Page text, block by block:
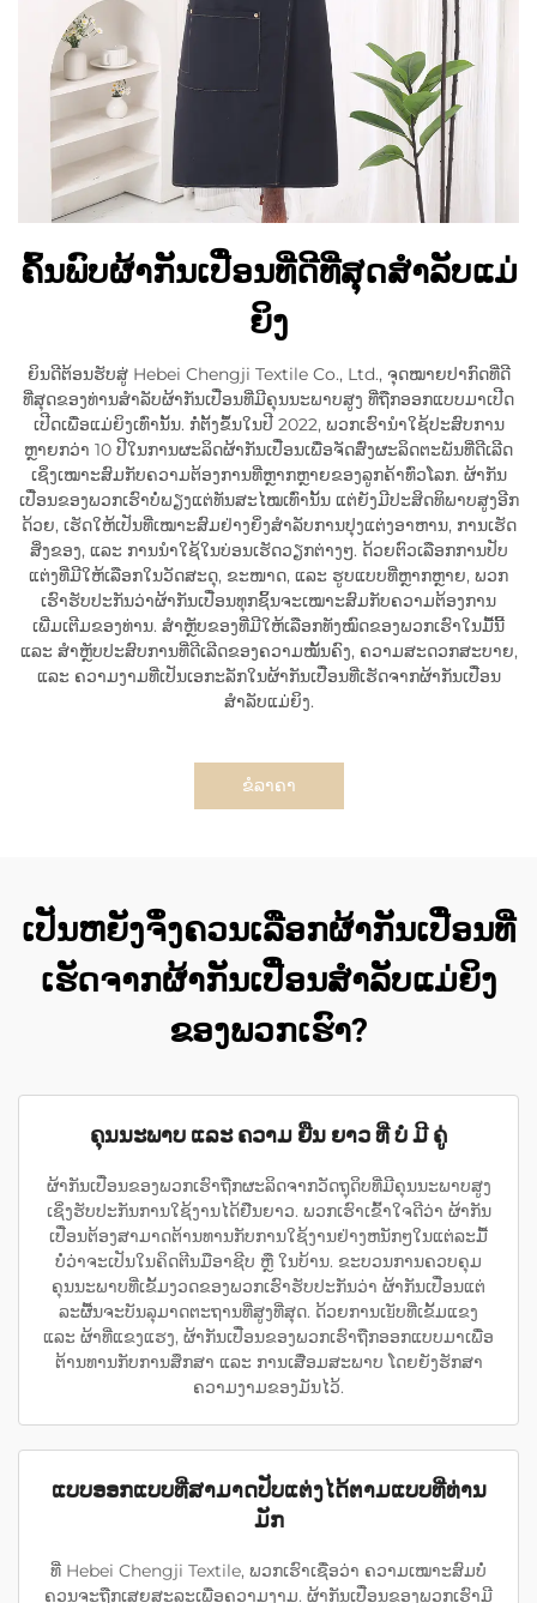
ຄົ້ນພົບຜ້າກັນເປື່ອນທີ່ດີທີ່ສຸດສຳລັບແມ່
ຍິງ
ຍິນດີຕ້ອນຮັບສູ່ Hebei Chengji Textile Co., Ltd., ຈຸດໝາຍປາກົດທີ່ດີ
ທີ່ສຸດຂອງທ່ານສຳລັບຜ້າກັນເປື່ອນທີ່ມີຄຸນນະພາບສູງ ທີ່ຖືກອອກແບບມາເປີດ
ເປີດເພື່ອແມ່ຍິງເທົ່ານັ້ນ. ກໍ່ຕັ້ງຂຶ້ນໃນປີ 2022, ພວກເຮົານຳໃຊ້ປະສົບການ
ຫຼາຍກວ່າ 10 ປີໃນການຜະລິດຜ້າກັນເປື່ອນເພື່ອຈັດສົ່ງຜະລິດຕະພັນທີ່ດີເລີດ
ເຊິ່ງເໝາະສົມກັບຄວາມຕ້ອງການທີ່ຫຼາກຫຼາຍຂອງລູກຄ້າທົ່ວໂລກ. ຜ້າກັນ
ເປື່ອນຂອງພວກເຮົາບໍ່ພຽງແຕ່ທັນສະໄໝເທົ່ານັ້ນ ແຕ່ຍັງມີປະສິດທິພາບສູງອີກ
ດ້ວຍ, ເຮັດໃຫ້ເປັນທີ່ເໝາະສົມຢ່າງຍິ່ງສຳລັບການປຸງແຕ່ງອາຫານ, ການເຮັດ
ສິ່ງຂອງ, ແລະ ການນຳໃຊ້ໃນບ່ອນເຮັດວຽກຕ່າງໆ. ດ້ວຍຕົວເລືອກການປັບ
ແຕ່ງທີ່ມີໃຫ້ເລືອກໃນວັດສະດຸ, ຂະໜາດ, ແລະ ຮູບແບບທີ່ຫຼາກຫຼາຍ, ພວກ
ເຮົາຮັບປະກັນວ່າຜ້າກັນເປື່ອນທຸກຊິ້ນຈະເໝາະສົມກັບຄວາມຕ້ອງການ
ເພີ່ມເຕີມຂອງທ່ານ. ສຳຫຼັບຂອງທີ່ມີໃຫ້ເລືອກທັງໝົດຂອງພວກເຮົາໃນມື້ນີ້
ແລະ ສຳຫຼັບປະສົບການທີ່ດີເລີດຂອງຄວາມໝັ້ນຄົງ, ຄວາມສະດວກສະບາຍ,
ແລະ ຄວາມງາມທີ່ເປັນເອກະລັກໃນຜ້າກັນເປື່ອນທີ່ເຮັດຈາກຜ້າກັນເປື່ອນ
ສຳລັບແມ່ຍິງ.
ຂໍລາຄາ
ເປັນຫຍັງຈຶ່ງຄວນເລືອກຜ້າກັນເປື່ອນທີ່
ເຮັດຈາກຜ້າກັນເປື່ອນສຳລັບແມ່ຍິງ
ຂອງພວກເຮົາ?
ຄຸນນະພາບ ແລະ ຄວາມ ຍືນ ຍາວ ທີ່ ບໍ່ ມີ ຄູ່
ຜ້າກັນເປື່ອນຂອງພວກເຮົາຖືກຜະລິດຈາກວັດຖຸດິບທີ່ມີຄຸນນະພາບສູງ
ເຊິ່ງຮັບປະກັນການໃຊ້ງານໄດ້ຢືນຍາວ. ພວກເຮົາເຂົ້າໃຈດີວ່າ ຜ້າກັນ
ເປື່ອນຕ້ອງສາມາດຕ້ານທານກັບການໃຊ້ງານຢ່າງຫນັກໆໃນແຕ່ລະມື້
ບໍ່ວ່າຈະເປັນໃນຄິດຕີນມືອາຊີບ ຫຼື ໃນບ້ານ. ຂະບວນການຄວບຄຸມ
ຄຸນນະພາບທີ່ເຂັ້ມງວດຂອງພວກເຮົາຮັບປະກັນວ່າ ຜ້າກັນເປື່ອນແຕ່
ລະຜື້ນຈະບັນລຸມາດຕະຖານທີ່ສູງທີ່ສຸດ. ດ້ວຍການເยັບທີ່ເຂັ້ມແຂງ
ແລະ ຜ້າທີ່ແຂງແຮງ, ຜ້າກັນເປື່ອນຂອງພວກເຮົາຖືກອອກແບບມາເພື່ອ
ຕ້ານທານກັບການສຶກສາ ແລະ ການເສື່ອມສະພາບ ໂດຍຍັງຮັກສາ
ຄວາມງາມຂອງມັນໄວ້.
ແບບອອກແບບທີ່ສາມາດປັບແຕ່ງໄດ້ຕາມແບບທີ່ທ່ານ
ມັກ
ທີ່ Hebei Chengji Textile, ພວກເຮົາເຊື່ອວ່າ ຄວາມເໝາະສົມບໍ່
ຄວນຈະຖືກເສຍສະລະເພື່ອຄວາມງາມ. ຜ້າກັນເປື່ອນຂອງພວກເຮົາມີ